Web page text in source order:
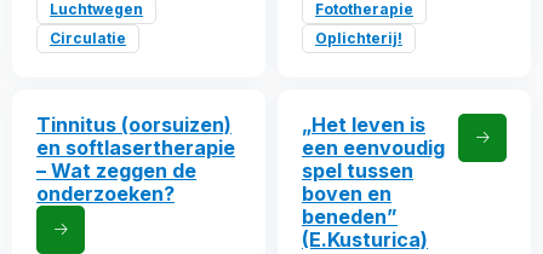
Luchtwegen
Circulatie
Fototherapie
Oplichterij!
Tinnitus (oorsuizen)
en softlasertherapie
– Wat zeggen de
onderzoeken?
„Het leven is
een eenvoudig
spel tussen
boven en
beneden”
(E.Kusturica)